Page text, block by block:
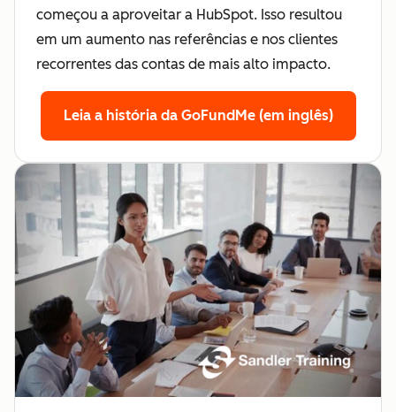
começou a aproveitar a HubSpot. Isso resultou
em um aumento nas referências e nos clientes
recorrentes das contas de mais alto impacto.
Leia a história da GoFundMe (em inglês)